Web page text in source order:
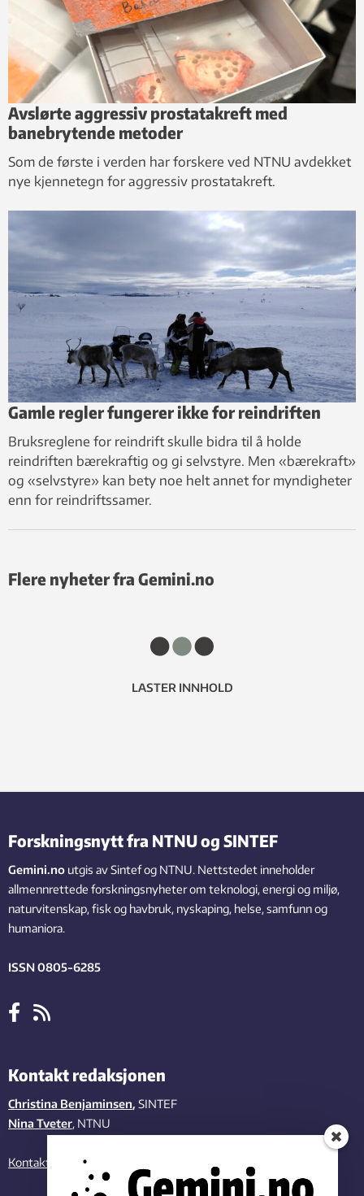
Avslørte aggressiv prostatakreft med
banebrytende metoder
Som de første i verden har forskere ved NTNU avdekket
nye kjennetegn for aggressiv prostatakreft.
Gamle regler fungerer ikke for reindriften
Bruksreglene for reindrift skulle bidra til å holde
reindriften bærekraftig og gi selvstyre. Men «bærekraft»
og «selvstyre» kan bety noe helt annet for myndigheter
enn for reindriftssamer.
Flere nyheter fra Gemini.no
LASTER INNHOLD
Forskningsnytt fra NTNU og SINTEF
Gemini.no utgis av Sintef og NTNU. Nettstedet inneholder
allmennrettede forskningsnyheter om teknologi, energi og miljø,
naturvitenskap, fisk og havbruk, nyskaping, helse, samfunn og
humaniora.
ISSN 0805-6285
Kontakt redaksjonen
Christina Benjaminsen, SINTEF
Nina Tveter, NTNU
Kontakt oss